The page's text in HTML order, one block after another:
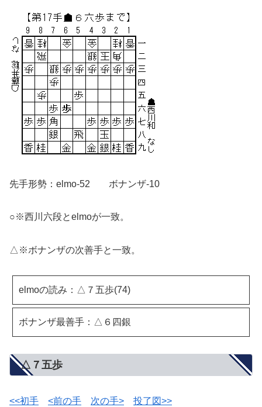
先手形勢：elmo-52 ボナンザ-10
○※西川六段とelmoが一致。
△※ボナンザの次善手と一致。
elmoの読み：△７五歩(74)
ボナンザ最善手：△６四銀
△７五歩
<<初手 <前の手 次の手> 投了図>>